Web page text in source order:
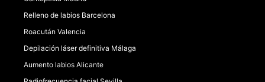
Relleno de labios Barcelona
Roacután Valencia
Depilación láser definitiva Málaga
Aumento labios Alicante